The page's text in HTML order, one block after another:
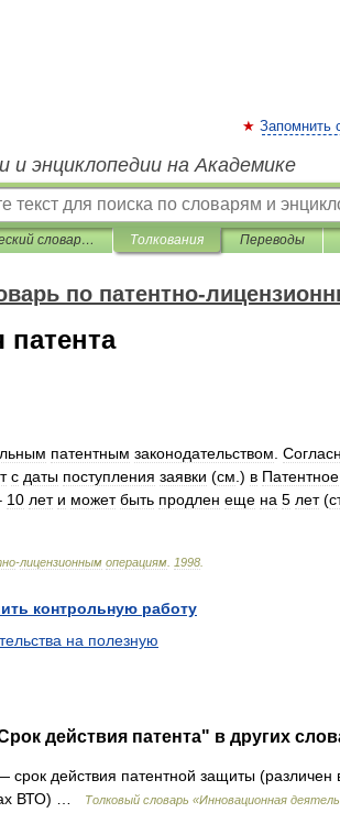
Запомнить
и энциклопедии на Академике
Юридический словарь по патентно-лицензионным операциям Толкования Переводы
по патентно-
патента
патентным законодательством
с даты поступления заявки (см .) в Патентное
10 лет и может быть продлен еще на 5 лет(
-лицензионным операциям 1998
контрольную работу
на полезную
действия патента" в других
срок действия патентной защиты
ВТО) …
Толковый словарь «Инновационная